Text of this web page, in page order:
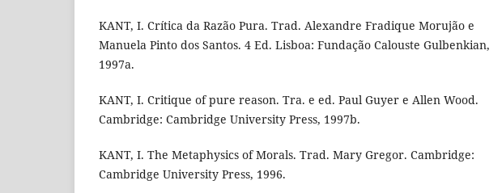
KANT, I. Crítica da Razão Pura. Trad. Alexandre Fradique Morujão e
Manuela Pinto dos Santos. 4 Ed. Lisboa: Fundação Calouste Gulbenkian,
1997a.
KANT, I. Critique of pure reason. Tra. e ed. Paul Guyer e Allen Wood.
Cambridge: Cambridge University Press, 1997b.
KANT, I. The Metaphysics of Morals. Trad. Mary Gregor. Cambridge:
Cambridge University Press, 1996.